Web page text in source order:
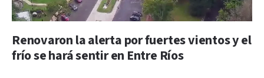
Renovaron la alerta por fuertes vientos y el
frío se hará sentir en Entre Ríos